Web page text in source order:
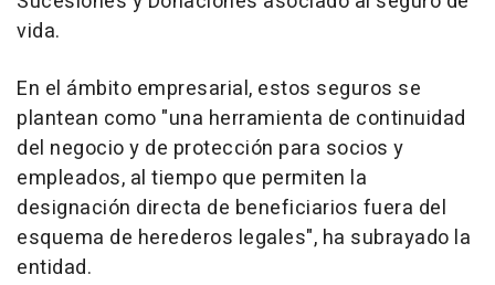
vida.
En el ámbito empresarial, estos seguros se
plantean como "una herramienta de continuidad
del negocio y de protección para socios y
empleados, al tiempo que permiten la
designación directa de beneficiarios fuera del
esquema de herederos legales", ha subrayado la
entidad.